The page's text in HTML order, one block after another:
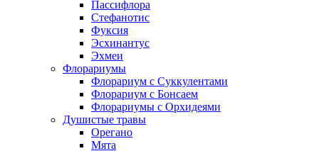
Пассифлора
Стефанотис
Фуксия
Эсхинантус
Эхмеи
Флорариумы
Флорариум с Суккулентами
Флорариум с Бонсаем
Флорариумы с Орхидеями
Душистые травы
Орегано
Мята